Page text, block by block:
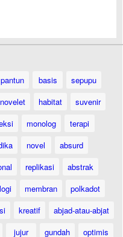
pantun basis
sepupu
novelet habitat
suvenir
monolog
terapi
novel
absurd
replikasi
abstrak
membran
polkadot
kreatif
abjad-atau-abjat
jujur gundah
optimis